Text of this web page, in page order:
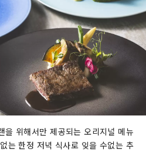
을 위해서만 제공되는 오리지널 메뉴
는 한정 저녁 식사로 잊을 수없는 추